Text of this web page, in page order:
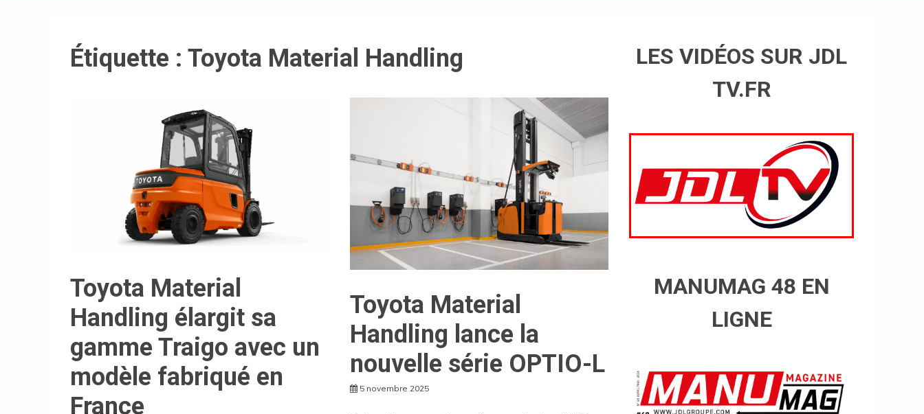
Étiquette : Toyota Material Handling
Toyota Material
Handling élargit sa
gamme Traigo avec un
modèle fabriqué en
France
Toyota Material
Handling lance la
nouvelle série OPTIO-L
5 novembre 2025
LES VIDÉOS SUR JDL
TV.FR
MANUMAG 48 EN
LIGNE